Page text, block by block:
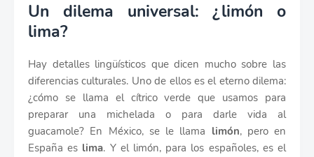
Un dilema universal: ¿limón o
lima?
Hay detalles lingüísticos que dicen mucho sobre las
diferencias culturales. Uno de ellos es el eterno dilema:
¿cómo se llama el cítrico verde que usamos para
preparar una michelada o para darle vida al
guacamole? En México, se le llama limón, pero en
España es lima. Y el limón, para los españoles, es el